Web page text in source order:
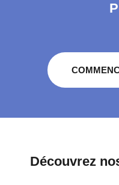
Découvrez